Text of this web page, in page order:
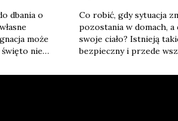
dbania o
może
święto nie
Co robić, gdy sytuacja
pozostania w domach, a
swoje ciało? Istnieją
bezpieczny i przede
własnej łazienki i to o